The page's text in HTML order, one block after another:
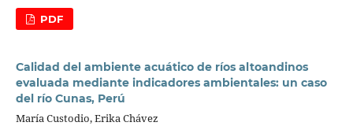
PDF
Calidad del ambiente acuático de ríos altoandinos
evaluada mediante indicadores ambientales: un caso
del río Cunas, Perú
María Custodio, Erika Chávez